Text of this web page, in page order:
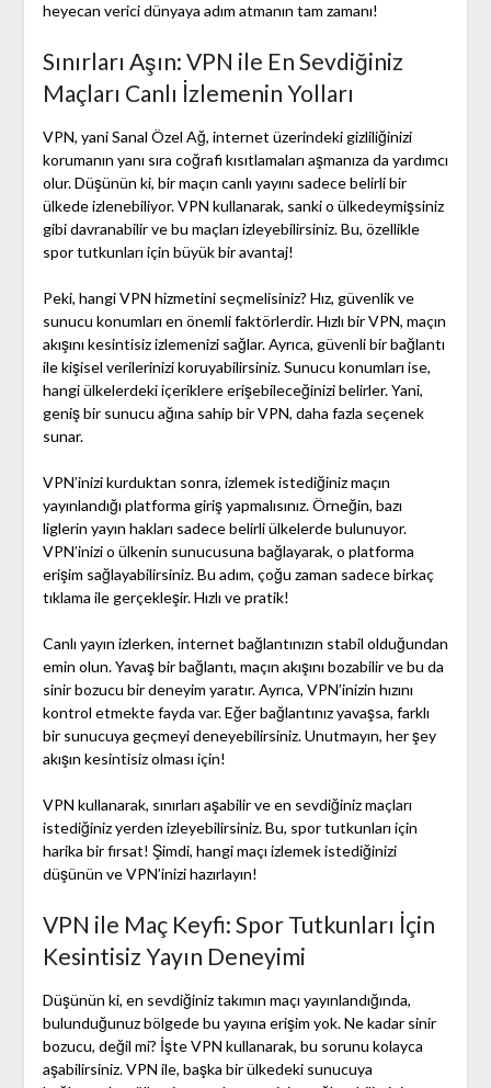
heyecan verici dünyaya adım atmanın tam zamanı!
Sınırları Aşın: VPN ile En Sevdiğiniz
Maçları Canlı İzlemenin Yolları
VPN, yani Sanal Özel Ağ, internet üzerindeki gizliliğinizi
korumanın yanı sıra coğrafi kısıtlamaları aşmanıza da yardımcı
olur. Düşünün ki, bir maçın canlı yayını sadece belirli bir
ülkede izlenebiliyor. VPN kullanarak, sanki o ülkedeymişsiniz
gibi davranabilir ve bu maçları izleyebilirsiniz. Bu, özellikle
spor tutkunları için büyük bir avantaj!
Peki, hangi VPN hizmetini seçmelisiniz? Hız, güvenlik ve
sunucu konumları en önemli faktörlerdir. Hızlı bir VPN, maçın
akışını kesintisiz izlemenizi sağlar. Ayrıca, güvenli bir bağlantı
ile kişisel verilerinizi koruyabilirsiniz. Sunucu konumları ise,
hangi ülkelerdeki içeriklere erişebileceğinizi belirler. Yani,
geniş bir sunucu ağına sahip bir VPN, daha fazla seçenek
sunar.
VPN’inizi kurduktan sonra, izlemek istediğiniz maçın
yayınlandığı platforma giriş yapmalısınız. Örneğin, bazı
liglerin yayın hakları sadece belirli ülkelerde bulunuyor.
VPN’inizi o ülkenin sunucusuna bağlayarak, o platforma
erişim sağlayabilirsiniz. Bu adım, çoğu zaman sadece birkaç
tıklama ile gerçekleşir. Hızlı ve pratik!
Canlı yayın izlerken, internet bağlantınızın stabil olduğundan
emin olun. Yavaş bir bağlantı, maçın akışını bozabilir ve bu da
sinir bozucu bir deneyim yaratır. Ayrıca, VPN’inizin hızını
kontrol etmekte fayda var. Eğer bağlantınız yavaşsa, farklı
bir sunucuya geçmeyi deneyebilirsiniz. Unutmayın, her şey
akışın kesintisiz olması için!
VPN kullanarak, sınırları aşabilir ve en sevdiğiniz maçları
istediğiniz yerden izleyebilirsiniz. Bu, spor tutkunları için
harika bir fırsat! Şimdi, hangi maçı izlemek istediğinizi
düşünün ve VPN’inizi hazırlayın!
VPN ile Maç Keyfi: Spor Tutkunları İçin
Kesintisiz Yayın Deneyimi
Düşünün ki, en sevdiğiniz takımın maçı yayınlandığında,
bulunduğunuz bölgede bu yayına erişim yok. Ne kadar sinir
bozucu, değil mi? İşte VPN kullanarak, bu sorunu kolayca
aşabilirsiniz. VPN ile, başka bir ülkedeki sunucuya